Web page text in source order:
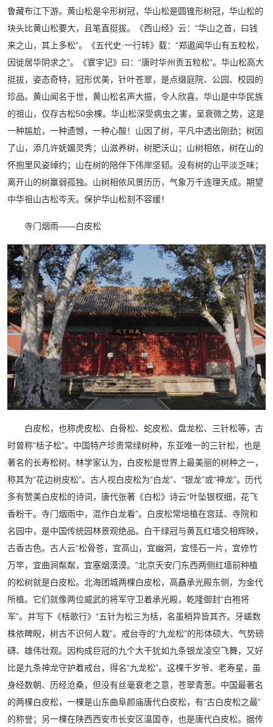
鲁藏布江下游。黄山松是伞形树冠，华山松是圆锥形树冠，华山松的
块头比黄山松要大，且笔直挺拔。《西山经》云：“华山之首，曰钱
来之山，其上多松”。《五代史·一行转》载：“郑遨闻华山有五粒松，
因徙居华阴求之”。《寰宇记》曰：“唐时华州贡五粒松”。华山松高大
挺拔，姿态奇特，冠形优美，针叶苍翠，是点缀庭院、公园、校园的
珍品。黄山闻名于世，黄山松名声大振，令人欣喜。华山是中华民族
的祖山，仅存古松50余棵。华山松深受病虫之害，呈衰微之势，这是
一种尴尬，一种遗憾，一种心酸！山因了树，平凡中透出刚劲；树因
了山，添几许妩媚灵秀；山滋养树，树肥沃山；山树相依，树在山的
怀抱里风姿绰约；山在树的陪伴下伟岸坚韧。没有树的山平淡乏味；
离开山的树羸弱孤独。山树相依风景历历，气象万千连理天成。期望
中华祖山古松岑天。保护华山松刻不容缓！
寺门烟雨——白皮松
白皮松，也称虎皮松、白骨松、蛇皮松、盘龙松、三针松等，古
时曾称“栝子松”。中国特产珍贵常绿树种，东亚唯一的三针松，也是
著名的长寿松树。林学家认为，白皮松是世界上最美丽的树种之一，
称其为“花边树皮松”。古人视白皮松为“白龙”、“银龙”或“神龙”。历代
多有赞美白皮松的诗词，唐代张著《白松》诗云“叶坠银杈细，花飞
香粉干。寺门烟雨中，混作白龙看”。白皮松常培植在宫廷、寺院和
名园中，是中国传统园林景观绝品。白干绿冠与黄瓦红墙交相辉映，
古香古色。古人云“松骨苍，宜高山，宜幽洞，宜怪石一片，宜修竹
万竿，宜曲涧粼粼，宜塞烟漠漠。”北京天安门东西两侧红墙前种植
的松树就是白皮松。北海团城两棵白皮松，高矗承光殿东侧，为金代
所植。它们就像两位威武的将军守卫着承光殿，乾隆御封“白袍将
军”。并写下《栝歌行》“五针为松三为栝，名虽稍异皆其齐。牙嵯数
株依睥睨，树古不识何人栽”。戒台寺的“九龙松”的形体硕大、气势磅
礴、雄伟壮观。因构成巨冠的九个大干犹如九条银龙凌空飞舞，又好
比是九条神龙守护着戒台，得名“九龙松”。这棵千岁爷、老寿星，虽
身经数朝、历经沧桑，但没有丝毫衰老之意，苍翠青葱。中国最著名
的两棵白皮松，一棵是山东曲阜颜庙唐代白皮松，有“古白皮松之最”
的称誉；另一棵在陕西西安市长安区温国寺，也是唐代白皮松。据传